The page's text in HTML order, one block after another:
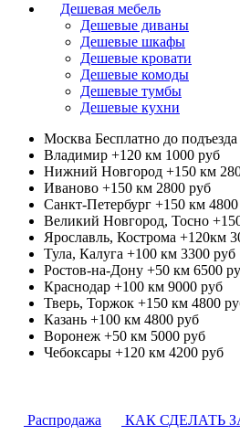
Дешевая мебель
Дешевые диваны
Дешевые шкафы
Дешевые кровати
Дешевые комоды
Дешевые тумбы
Дешевые кухни
Москва Бесплатно до подъезда
Владимир +120 км 1000 руб
Нижний Новгород +150 км
Иваново +150 км 2800 руб
Санкт-Петербург +150 км
Великий Новгород, Тосно
Ярославль, Кострома +120км
Тула, Калуга +100 км 3300 руб
Ростов-на-Дону +50 км 6500
Краснодар +100 км 9000 руб
Тверь, Торжок +150 км 4800
Казань +100 км 4800 руб
Воронеж +50 км 5000 руб
Чебоксары +120 км 4200 руб
Распродажа КАК СДЕЛАТЬ